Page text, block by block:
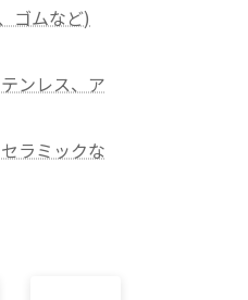
品
ゴムなど)
ンレス、ア
ラミックな